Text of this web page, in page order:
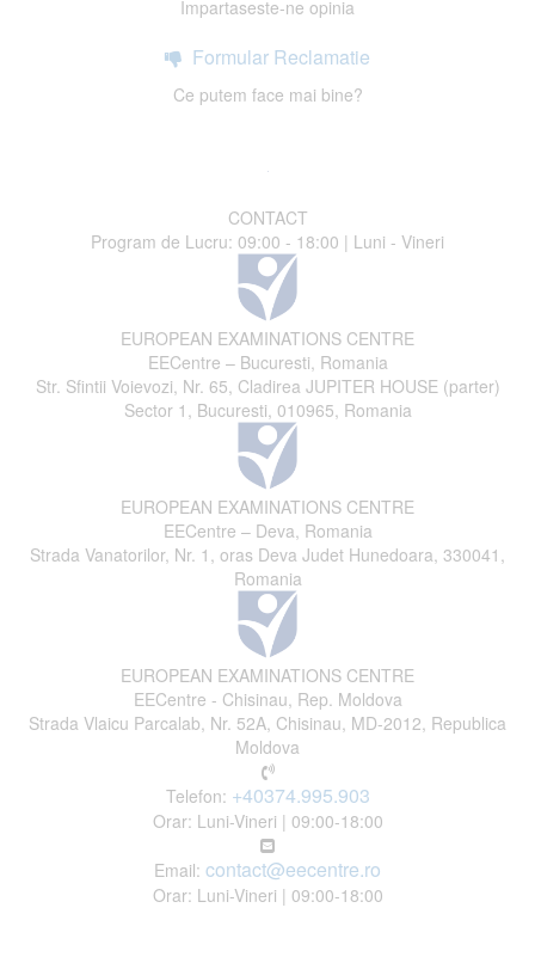
Impartaseste-ne opinia
Formular Reclamatie
Ce putem face mai bine?
CONTACT
Program de Lucru: 09:00 - 18:00 | Luni - Vineri
EUROPEAN EXAMINATIONS CENTRE
EECentre – Bucuresti, Romania
Str. Sfintii Voievozi, Nr. 65, Cladirea JUPITER HOUSE (parter)
Sector 1, Bucuresti, 010965, Romania
EUROPEAN EXAMINATIONS CENTRE
EECentre – Deva, Romania
Strada Vanatorilor, Nr. 1, oras Deva Judet Hunedoara, 330041,
Romania
EUROPEAN EXAMINATIONS CENTRE
EECentre - Chisinau, Rep. Moldova
Strada Vlaicu Parcalab, Nr. 52A, Chisinau, MD-2012, Republica
Moldova
Telefon: +40374.995.903
Orar: Luni-Vineri | 09:00-18:00
Email: contact@eecentre.ro
Orar: Luni-Vineri | 09:00-18:00